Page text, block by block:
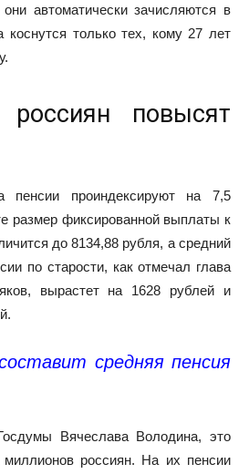
автоматически зачисляются в
коснутся только тех, кому 27 лет
повысят
проиндексируют на 7,5
размер фиксированной выплаты к
до 8134,88 рубля, а средний
по старости, как отмечал глава
вырастет на 1628 рублей и
средняя пенсия
Вячеслава Володина, это
россиян. На их пенсии